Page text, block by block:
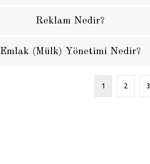
Reklam Nedir?
Emlak (Mülk) Yönetimi Nedir?
1 2 3